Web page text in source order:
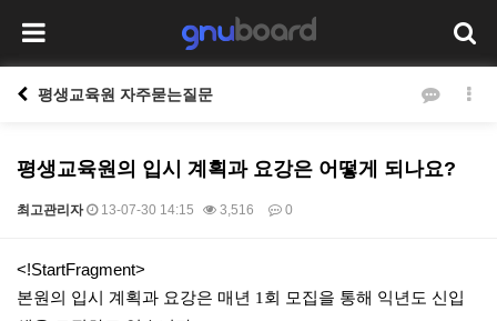
평생교육원 자주묻는질문
평생교육원의 입시 계획과 요강은 어떻게 되나요?
최고관리자 13-07-30 14:15 3,516 0
본문
<!StartFragment>
본원의 입시 계획과 요강은 매년 1 회 모집을 통해 익년도 신입